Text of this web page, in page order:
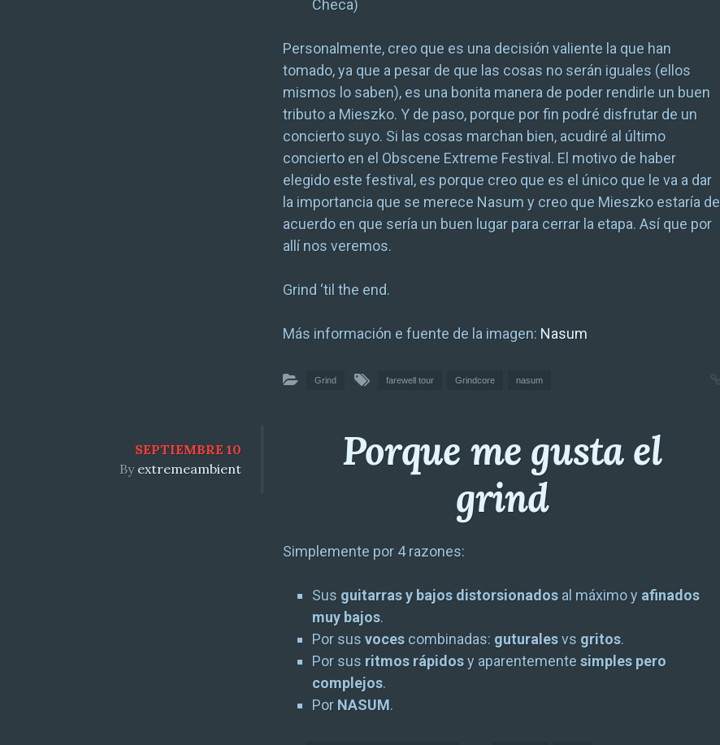
Checa)
Personalmente, creo que es una decisión valiente la que han
tomado, ya que a pesar de que las cosas no serán iguales (ellos
mismos lo saben), es una bonita manera de poder rendirle un buen
tributo a Mieszko. Y de paso, porque por fin podré disfrutar de un
concierto suyo. Si las cosas marchan bien, acudiré al último
concierto en el Obscene Extreme Festival. El motivo de haber
elegido este festival, es porque creo que es el único que le va a dar
la importancia que se merece Nasum y creo que Mieszko estaría de
acuerdo en que sería un buen lugar para cerrar la etapa. Así que por
allí nos veremos.
Grind ‘til the end.
Más información e fuente de la imagen: Nasum
Grind farewell tour Grindcore nasum
SEPTIEMBRE 10
By extremeambient
Porque me gusta el
grind
Simplemente por 4 razones:
Sus guitarras y bajos distorsionadosal máximo y afinados
muy bajos.
Por sus vocescombinadas: guturalesvs gritos.
Por sus ritmos rápidosy aparentemente simples pero
complejos.
Por NASUM.